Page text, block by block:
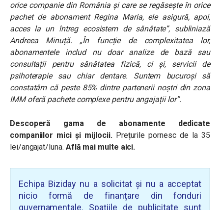
orice companie din România și care se regăsește în orice
pachet de abonament Regina Maria, ele asigură, apoi,
acces la un întreg ecosistem de sănătate”, subliniază
Andreea Minuță. „În funcție de complexitatea lor,
abonamentele includ nu doar analize de bază sau
consultații pentru sănătatea fizică, ci și, servicii de
psihoterapie sau chiar dentare. Suntem bucuroși să
constatăm că peste 85% dintre partenerii noștri din zona
IMM oferă pachete complexe pentru angajații lor”.
Descoperă gama de abonamente dedicate
companiilor mici și mijlocii. Prețurile pornesc de la 35
lei/angajat/luna. Află mai multe aici.
Echipa Biziday nu a solicitat și nu a acceptat
nicio formă de finanțare din fonduri
guvernamentale. Spațiile de publicitate sunt